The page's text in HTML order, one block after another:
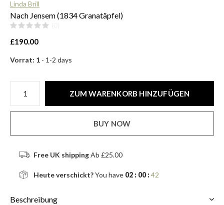
Linda Brill
Nach Jensem (1834 Granatäpfel)
£190.00
Vorrat: 1 - 1-2 days
ZUM WARENKORB HINZUFÜGEN
BUY NOW
Free UK shippingAb £25.00
Heute verschickt?You have 02 : 00 :42
Beschreibung